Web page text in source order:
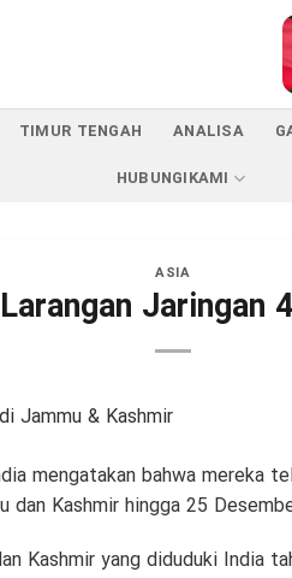
TIMUR TENGAH ANALISA
HUBUNGIKAMI
ASIA
Jaringan
mengatakan bahwa mereka
Kashmir hingga 25
Kashmir yang diduduki India